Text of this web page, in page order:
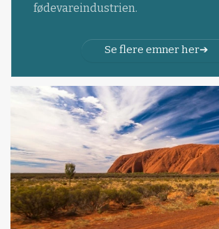
fødevareindustrien.
Se flere emner her